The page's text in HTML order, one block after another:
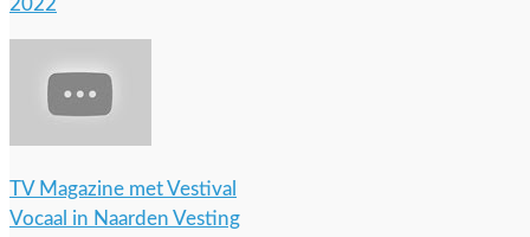
2022
TV Magazine met Vestival
Vocaal in Naarden Vesting